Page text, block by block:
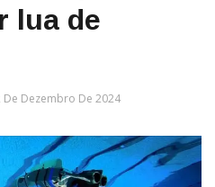
lua de
De Dezembro De 2024